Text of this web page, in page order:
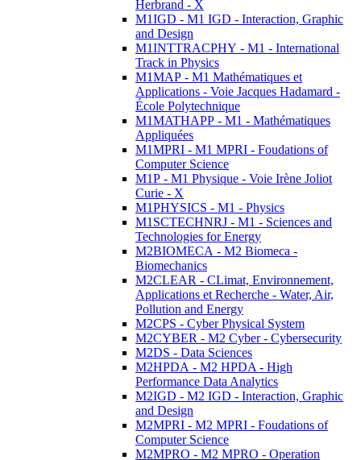
Herbrand - X
M1IGD - M1 IGD - Interaction, Graphic
and Design
M1INTTRACPHY - M1 - International
Track in Physics
M1MAP - M1 Mathématiques et
Applications - Voie Jacques Hadamard -
École Polytechnique
M1MATHAPP - M1 - Mathématiques
Appliquées
M1MPRI - M1 MPRI - Foudations of
Computer Science
M1P - M1 Physique - Voie Irène Joliot
Curie - X
M1PHYSICS - M1 - Physics
M1SCTECHNRJ - M1 - Sciences and
Technologies for Energy
M2BIOMECA - M2 Biomeca -
Biomechanics
M2CLEAR - CLimat, Environnement,
Applications et Recherche - Water, Air,
Pollution and Energy
M2CPS - Cyber Physical System
M2CYBER - M2 Cyber - Cybersecurity
M2DS - Data Sciences
M2HPDA - M2 HPDA - High
Performance Data Analytics
M2IGD - M2 IGD - Interaction, Graphic
and Design
M2MPRI - M2 MPRI - Foudations of
Computer Science
M2MPRO - M2 MPRO - Operation